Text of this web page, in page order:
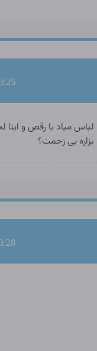
لباس میاد با رقص و
بی زحمت؟